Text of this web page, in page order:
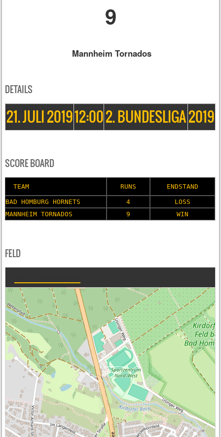
9
Mannheim Tornados
DETAILS
21. JULI 201912:002. BUNDESLIGA2019
SCORE BOARD
TEAM RUNS ENDSTAND
BAD HOMBURG HORNETS 4
LOSS
MANNHEIM TORNADOS
9 WIN
FELD